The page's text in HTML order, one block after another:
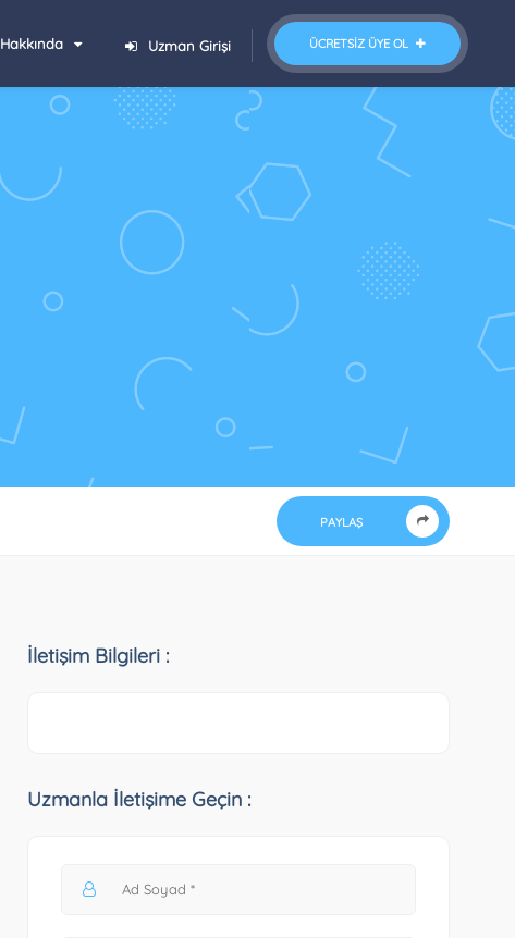
ÜCRETSIZ ÜYE OL
Uzman Girişi
Hakkında
PAYLAŞ
İletişim Bilgileri :
Uzmanla İletişime Geçin :